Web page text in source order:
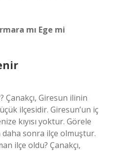
mı Ege mi
Çanakçı, Giresun ilinin
ilçesidir. Giresun’un iç
kıyısı yoktur. Görele
daha sonra ilçe olmuştur.
ilçe oldu? Çanakçı,